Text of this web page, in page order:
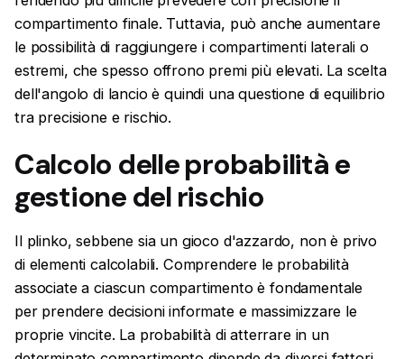
compartimento finale. Tuttavia, può anche aumentare
le possibilità di raggiungere i compartimenti laterali o
estremi, che spesso offrono premi più elevati. La scelta
dell'angolo di lancio è quindi una questione di equilibrio
tra precisione e rischio.
Calcolo delle probabilità e
gestione del rischio
Il plinko, sebbene sia un gioco d'azzardo, non è privo
di elementi calcolabili. Comprendere le probabilità
associate a ciascun compartimento è fondamentale
per prendere decisioni informate e massimizzare le
proprie vincite. La probabilità di atterrare in un